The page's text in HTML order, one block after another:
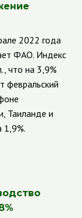
2022 года
ФАО. Индекс
что на 3,9%
февральский
Таиланде и
1,9%.